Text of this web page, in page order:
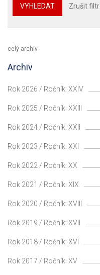
VYHLEDAT Zrušit filtr
celý archiv
Archiv
Rok 2026 / Ročník: XXIV
Rok 2025 / Ročník: XXIII
Rok 2024 / Ročník: XXII
Rok 2023 / Ročník: XXI
Rok 2022 / Ročník: XX
Rok 2021 / Ročník: XIX
Rok 2020 / Ročník: XVIII
Rok 2019 / Ročník: XVII
Rok 2018 / Ročník: XVI
Rok 2017 / Ročník: XV